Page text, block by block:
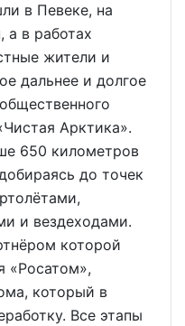
в Певеке, на
а в работах
жители и
дальнее и долгое
Арктика».
650 километров
до точек
и вездеходами.
которой
«Росатом»,
который в
Все этапы